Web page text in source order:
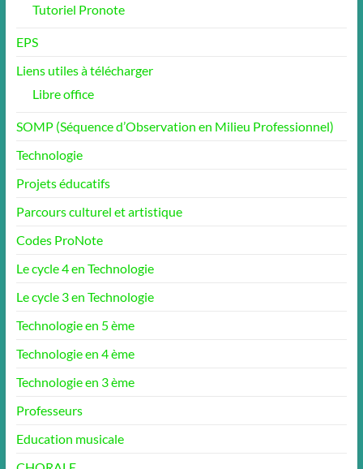
Tutoriel Pronote
EPS
Liens utiles à télécharger
Libre office
SOMP (Séquence d’Observation en Milieu Professionnel)
Technologie
Projets éducatifs
Parcours culturel et artistique
Codes ProNote
Le cycle 4 en Technologie
Le cycle 3 en Technologie
Technologie en 5 ème
Technologie en 4 ème
Technologie en 3 ème
Professeurs
Education musicale